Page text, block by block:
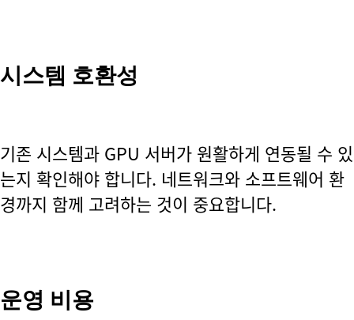
시스템 호환성
기존 시스템과 GPU 서버가 원활하게 연동될 수 있
는지 확인해야 합니다. 네트워크와 소프트웨어 환
경까지 함께 고려하는 것이 중요합니다.
운영 비용